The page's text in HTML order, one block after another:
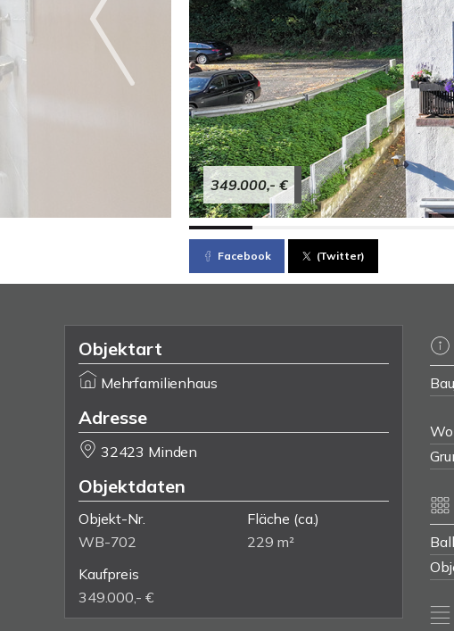
349.000,- €
Facebook (Twitter)
Objektart
Mehrfamilienhaus
Adresse
32423 Minden
Objektdaten
Objekt-Nr.
WB-702
Fläche (ca.)
229 m²
Kaufpreis
349.000,- €